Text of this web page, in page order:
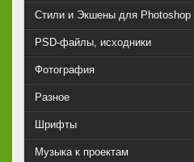
Стили и Экшены для Photoshop
PSD-файлы, исходники
Фотография
Разное
Шрифты
Музыка к проектам